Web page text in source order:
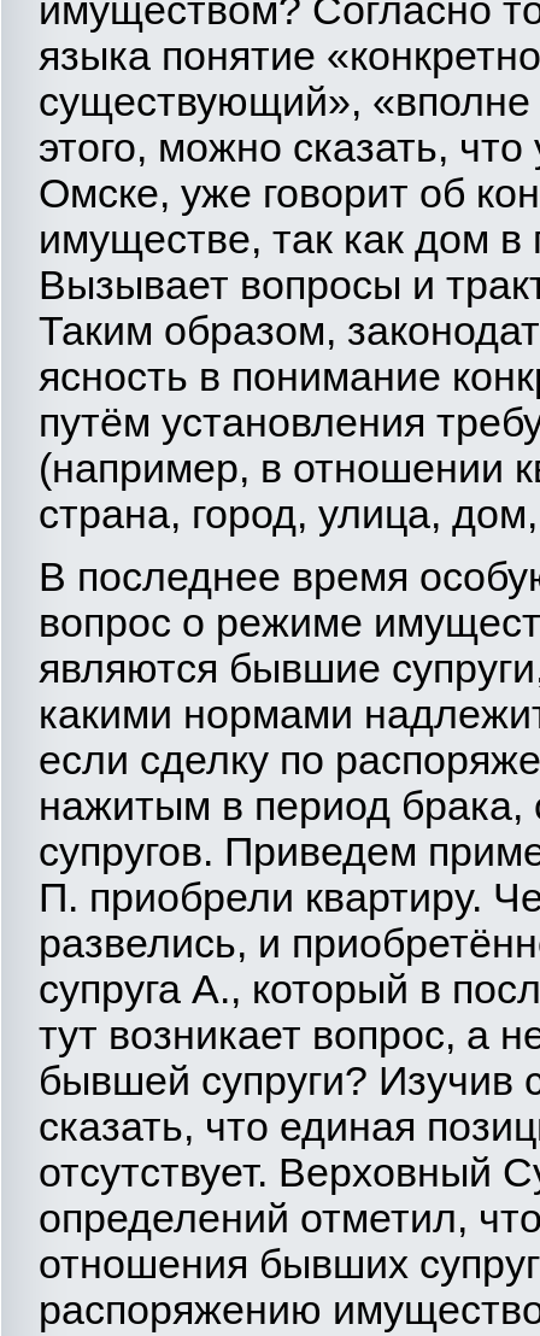
имуществом? Согласно
языка понятие
существующий», «вполне
этого, можно сказать,
Омске, уже говорит об
имуществе, так как дом в
Вызывает вопросы и
Таким образом,
ясность в понимание
путём установления
(например, в отношении
страна, город, улица,
В последнее время
вопрос о режиме
являются бывшие
какими нормами
если сделку по
нажитым в период
супругов. Приведем
П. приобрели квартиру.
развелись, и
супруга А., который в
тут возникает вопрос, а
бывшей супруги? Изучив
сказать, что единая
отсутствует. Верховный
определений отметил,
отношения бывших
распоряжению